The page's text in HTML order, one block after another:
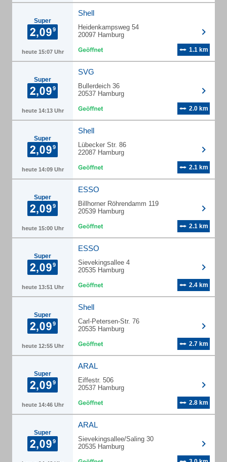
Super
heute 15:07 Uhr
Shell
Heidenkampsweg 54
20097 Hamburg
1.1 km
Super
heute 14:13 Uhr
SVG
Bullerdeich 36
20537 Hamburg
2.0 km
Super
heute 14:09 Uhr
Shell
Lübecker Str. 86
22087 Hamburg
2.1 km
Super
heute 15:00 Uhr
ESSO
Billhorner Röhrendamm 119
20539 Hamburg
2.1 km
Super
heute 13:51 Uhr
ESSO
Sievekingsallee 4
20535 Hamburg
2.4 km
Super
heute 12:55 Uhr
Shell
Carl-Petersen-Str. 76
20535 Hamburg
2.7 km
Super
heute 14:46 Uhr
ARAL
Eiffestr. 506
20537 Hamburg
2.8 km
Super
ARAL
Sievekingsallee/Saling 30
20535 Hamburg